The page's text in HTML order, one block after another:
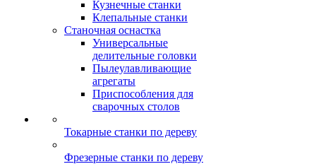
Кузнечные станки
Клепальные станки
Станочная оснастка
Универсальные
делительные головки
Пылеулавливающие
агрегаты
Приспособления для
сварочных столов
Токарные станки по дереву
Фрезерные станки по дереву